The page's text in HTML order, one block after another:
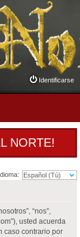
Identificarse
NORTE!
“nos”,
usted acuerda
caso contrario por